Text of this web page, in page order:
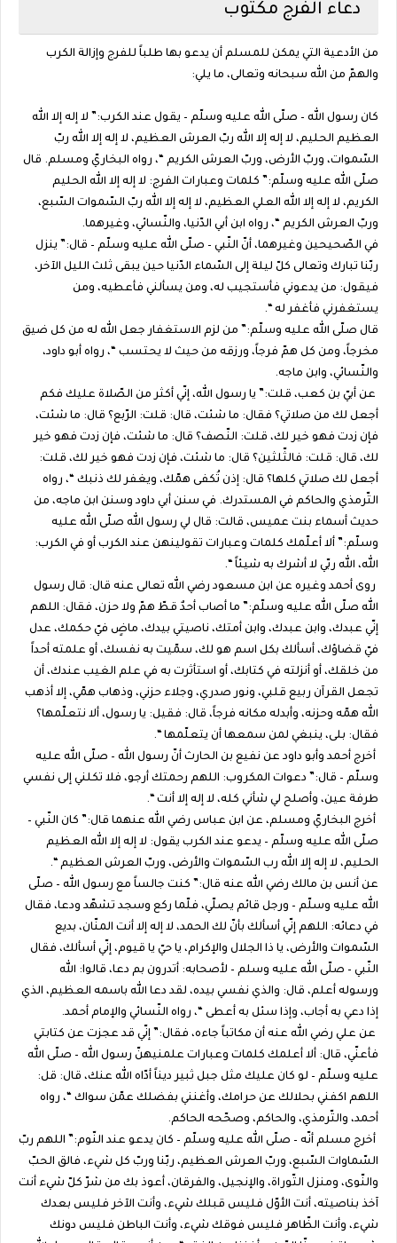
دعاء الفرج مكتوب
من الأدعية التي يمكن للمسلم أن يدعو بها طلباً للفرج وإزالة الكرب
والهمّ من الله سبحانه وتعالى، ما يلي:
كان رسول الله – صلّى الله عليه وسلّم – يقول عند الكرب:” لا إله إلا الله
العظيم الحليم، لا إله إلا الله ربّ العرش العظيم، لا إله إلا الله ربّ
السّموات، وربّ الأرض، وربّ العرش الكريم “، رواه البخاريّ ومسلم. قال
صلّى الله عليه وسلّم:” كلمات وعبارات الفرج: لا إله إلا الله الحليم
الكريم، لا إله إلا الله العلي العظيم، لا إله إلا الله ربّ السّموات السّبع،
وربّ العرش الكريم “، رواه ابن أبي الدّنيا، والنّسائي، وغيرهما.
في الصّحيحين وغيرهما، أنّ النّبي – صلّى الله عليه وسلّم – قال:” ينزل
ربّنا تبارك وتعالى كلّ ليلة إلى السّماء الدّنيا حين يبقى ثلث الليل الآخر،
فيقول: من يدعوني فأستجيب له، ومن يسألني فأعطيه، ومن
يستغفرني فأغفر له “.
قال صلّى الله عليه وسلّم:” من لزم الاستغفار جعل الله له من كل ضيق
مخرجاً، ومن كل همّ فرجاً، ورزقه من حيث لا يحتسب “، رواه أبو داود،
والنّسائي، وابن ماجه.
عن أبيّ بن كعب، قلت:” يا رسول الله، إنّي أكثر من الصّلاة عليك فكم
أجعل لك من صلاتي؟ فقال: ما شئت، قال: قلت: الرّبع؟ قال: ما شئت،
فإن زدت فهو خير لك، قلت: النّصف؟ قال: ما شئت، فإن زدت فهو خير
لك، قال: قلت: فالثّلثين؟ قال: ما شئت، فإن زدت فهو خير لك، قلت:
أجعل لك صلاتي كلها؟ قال: إذن تُكفى همّك، ويغفر لك ذنبك “، رواه
التّرمذي والحاكم في المستدرك. في سنن أبي داود وسنن ابن ماجه، من
حديث أسماء بنت عميس، قالت: قال لي رسول الله صلّى الله عليه
وسلّم:” ألا أعلّمك كلمات وعبارات تقولينهن عند الكرب أو في الكرب:
الله، الله ربّي لا أشرك به شيئاً “.
روى أحمد وغيره عن ابن مسعود رضي الله تعالى عنه قال: قال رسول
الله صلّى الله عليه وسلّم:” ما أصاب أحدٌ قطّ همّ ولا حزن، فقال: اللهم
إنّي عبدك، وابن عبدك، وابن أمتك، ناصيتي بيدك، ماضٍ فيّ حكمك، عدل
فيّ قضاؤك، أسألك بكل اسم هو لك، سمّيت به نفسك، أو علمته أحداً
من خلقك، أو أنزلته في كتابك، أو استأثرت به في علم الغيب عندك، أن
تجعل القرآن ربيع قلبي، ونور صدري، وجلاء حزني، وذهاب همّي، إلا أذهب
الله همّه وحزنه، وأبدله مكانه فرجاً، قال: فقيل: يا رسول، ألا نتعلّمها؟
فقال: بلى، ينبغي لمن سمعها أن يتعلّمها “.
أخرج أحمد وأبو داود عن نفيع بن الحارث أنّ رسول الله – صلّى الله عليه
وسلّم – قال:” دعوات المكروب: اللهم رحمتك أرجو، فلا تكلني إلى نفسي
طرفة عين، وأصلح لي شأني كله، لا إله إلا أنت “.
أخرج البخاريّ ومسلم، عن ابن عباس رضي الله عنهما قال:” كان النّبي –
صلّى الله عليه وسلّم – يدعو عند الكرب يقول: لا إله إلا الله العظيم
الحليم، لا إله إلا الله رب السّموات والأرض، وربّ العرش العظيم “.
عن أنس بن مالك رضي الله عنه قال:” كنت جالساً مع رسول الله – صلّى
الله عليه وسلّم – ورجل قائم يصلّي، فلّما ركع وسجد تشهّد ودعا، فقال
في دعائه: اللهم إنّي أسألك بأنّ لك الحمد، لا إله إلا أنت المنّان، بديع
السّموات والأرض، يا ذا الجلال والإكرام، يا حيّ يا قيوم، إنّي أسألك، فقال
النّبي – صلّى الله عليه وسلم – لأصحابه: أتدرون بم دعا، قالوا: الله
ورسوله أعلم، قال: والذي نفسي بيده، لقد دعا الله باسمه العظيم، الذي
إذا دعي به أجاب، وإذا سئل به أعطى “، رواه النّسائي والإمام أحمد.
عن علي رضي الله عنه أن مكاتباً جاءه، فقال:” إنّي قد عجزت عن كتابتي
فأعنّي، قال: ألا أعلمك كلمات وعبارات علمنيهنّ رسول الله – صلّى الله
عليه وسلّم – لو كان عليك مثل جبل ثبير ديناً أدّاه الله عنك، قال: قل:
اللهم اكفني بحلالك عن حرامك، وأغنني بفضلك عمّن سواك “، رواه
أحمد، والتّرمذي، والحاكم، وصحّحه الحاكم.
أخرج مسلم أنّه – صلّى الله عليه وسلّم – كان يدعو عند النّوم:” اللهم ربّ
السّماوات السّبع، وربّ العرش العظيم، ربّنا وربّ كل شيء، فالق الحبّ
والنّوى، ومنزل التّوراة، والإنجيل، والفرقان، أعوذ بك من شرّ كلّ شيء أنت
آخذ بناصيته، أنت الأوّل فليس قبلك شيء، وأنت الآخر فليس بعدك
شيء، وأنت الظّاهر فليس فوقك شيء، وأنت الباطن فليس دونك